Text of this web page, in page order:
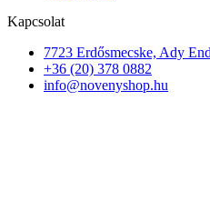
Kapcsolat
7723 Erdősmecske, Ady
+36 (20) 378 0882
info@novenyshop.hu